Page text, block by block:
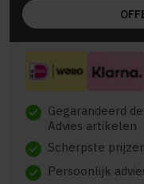
check Gegarandeerd
Advies artikelen
check Scherpste
check Persoonlijk